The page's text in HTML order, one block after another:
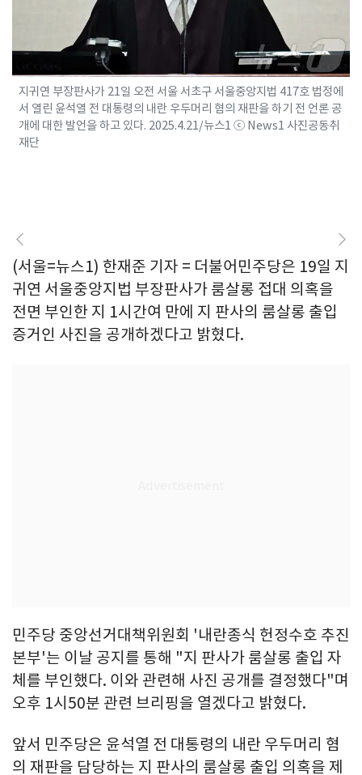
지귀연 부장판사가 21일 오전 서울 서초구 서울중앙지법 417호 법정에
서 열린 윤석열 전 대통령의 내란 우두머리 혐의 재판을 하기 전 언론 공
개에 대한 발언을 하고 있다. 2025.4.21/뉴스1 ⓒ News1 사진공동취
재단
(서울=뉴스1) 한재준 기자 = 더불어민주당은 19일 지
귀연 서울중앙지법 부장판사가 룸살롱 접대 의혹을
전면 부인한 지 1시간여 만에 지 판사의 룸살롱 출입
증거인 사진을 공개하겠다고 밝혔다.
민주당 중앙선거대책위원회 '내란종식 헌정수호 추진
본부'는 이날 공지를 통해 "지 판사가 룸살롱 출입 자
체를 부인했다. 이와 관련해 사진 공개를 결정했다"며
오후 1시50분 관련 브리핑을 열겠다고 밝혔다.
앞서 민주당은 윤석열 전 대통령의 내란 우두머리 혐
의 재판을 담당하는 지 판사의 룸살롱 출입 의혹을 제